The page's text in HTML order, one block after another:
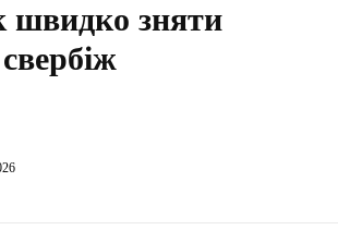
швидко зняти